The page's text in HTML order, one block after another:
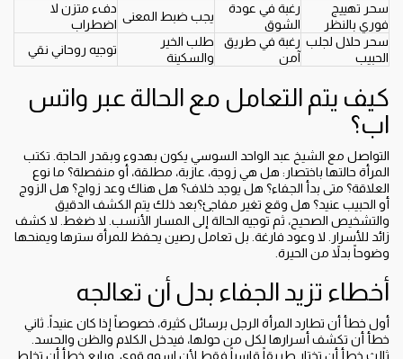
سحر تهييج
فوري بالنظر
رغبة في عودة
الشوق
يجب ضبط المعنى
دفء متزن لا
اضطراب
سحر حلال لجلب
الحبيب
رغبة في طريق
آمن
طلب الخير
والسكينة
توجيه روحاني نقي
كيف يتم التعامل مع الحالة عبر واتس
اب؟
التواصل مع الشيخ عبد الواحد السوسي يكون بهدوء وبقدر الحاجة. تكتب
المرأة حالتها باختصار: هل هي زوجة، عازبة، مطلقة، أو منفصلة؟ ما نوع
العلاقة؟ متى بدأ الجفاء؟ هل يوجد خلاف؟ هل هناك وعد زواج؟ هل الزوج
أو الحبيب عنيد؟ هل وقع تغير مفاجئ؟بعد ذلك يتم الكشف الدقيق
والتشخيص الصحيح، ثم توجيه الحالة إلى المسار الأنسب. لا ضغط. لا كشف
زائد للأسرار. لا وعود فارغة. بل تعامل رصين يحفظ للمرأة سترها ويمنحها
وضوحاً بدلاً من الحيرة.
أخطاء تزيد الجفاء بدل أن تعالجه
أول خطأ أن تطارد المرأة الرجل برسائل كثيرة، خصوصاً إذا كان عنيداً. ثاني
خطأ أن تكشف أسرارها لكل من حولها، فيدخل الكلام والظن والحسد.
ثالث خطأ أن تختار طريقاً قاسياً فقط لأن اسمه قوي. ورابع خطأ أن تخلط